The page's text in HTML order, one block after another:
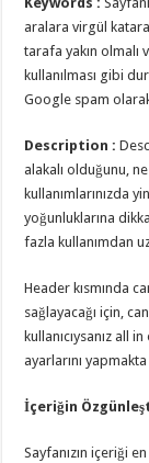
aralara virgül
tarafa yakın olmalı
kullanılması gibi
Google spam
Description :
alakalı olduğunu, ne
kullanımlarınızda
yoğunluklarına
fazla kullanımdan
Header kısmında
sağlayacağı için,
kullanıcıysanız all
ayarlarını
İçeriğin
Sayfanızın içeriği